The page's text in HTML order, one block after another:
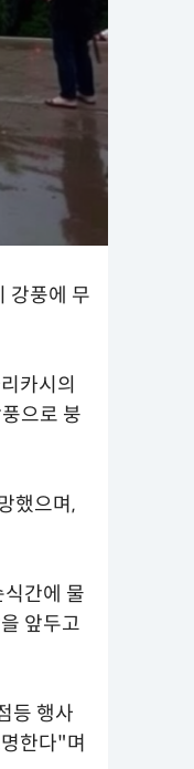
강풍에 무
카시의
으로 붕
했으며,
간에 물
앞두고
등 행사
한다"며